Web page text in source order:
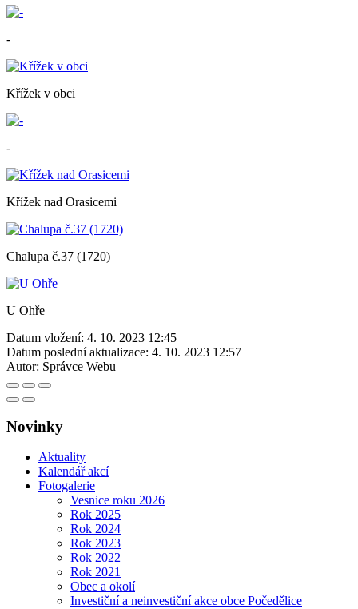
-
Křížek v obci
-
Křížek nad Orasicemi
Chalupa č.37 (1720)
U Ohře
Datum vložení: 4. 10. 2023 12:45
Datum poslední aktualizace: 4. 10. 2023 12:57
Autor: Správce Webu
Novinky
Aktuality
Kalendář akcí
Fotogalerie
Vesnice roku 2026
Rok 2025
Rok 2024
Rok 2023
Rok 2022
Rok 2021
Obec a okolí
Investiční a neinvestiční akce obce Počedělice